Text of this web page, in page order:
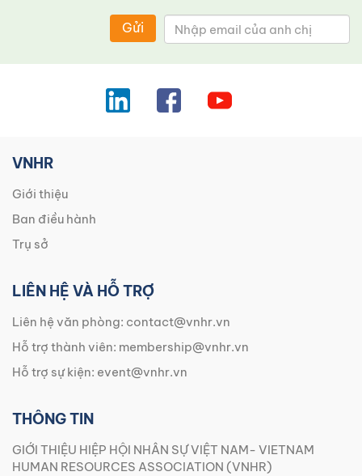
Gửi
VNHR
Giới thiệu
Ban điều hành
Trụ sở
LIÊN HỆ VÀ HỖ TRỢ
Liên hệ văn phòng: contact@vnhr.vn
Hỗ trợ thành viên: membership@vnhr.vn
Hỗ trợ sự kiện: event@vnhr.vn
THÔNG TIN
GIỚI THIỆU HIỆP HỘI NHÂN SỰ VIỆT NAM- VIETNAM
HUMAN RESOURCES ASSOCIATION (VNHR)